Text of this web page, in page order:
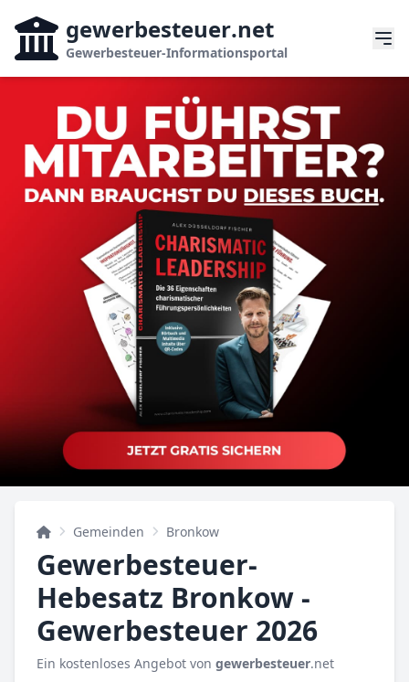
gewerbesteuer.net
Gewerbesteuer-Informationsportal
Gemeinden Bronkow
Gewerbesteuer-
Hebesatz Bronkow -
Gewerbesteuer 2026
Ein kostenloses Angebot von gewerbesteuer.net